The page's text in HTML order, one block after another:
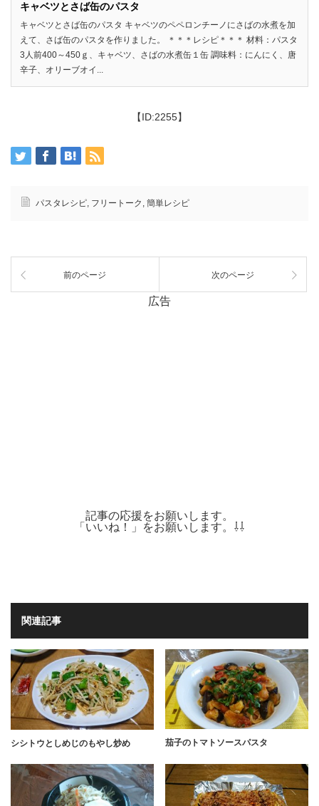
キャベツとさば缶のパスタ
キャベツとさば缶のパスタ キャベツのペペロンチーノにさばの水煮を加
えて、さば缶のパスタを作りました。 ＊＊＊レシピ＊＊＊ 材料：パスタ
3人前400～450ｇ、キャベツ、さばの水煮缶１缶 調味料：にんにく、唐
辛子、オリーブオイ...
【ID:2255】
パスタレシピ, フリートーク , 簡単レシピ
前のページ 次のページ
広告
記事の応援をお願いします。
「いいね！」をお願いします。⇩⇩
関連記事
シシトウとしめじのもやし炒め 茄子のトマトソースパスタ